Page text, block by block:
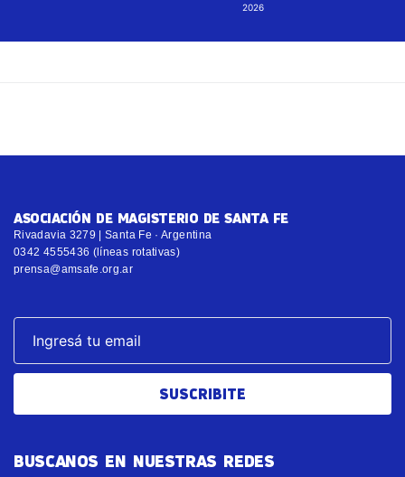
2026
ASOCIACIÓN DE MAGISTERIO DE SANTA FE
Rivadavia 3279 | Santa Fe · Argentina
0342 4555436 (líneas rotativas)
prensa@amsafe.org.ar
SUSCRIBITE
BUSCANOS EN NUESTRAS REDES